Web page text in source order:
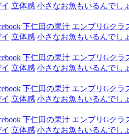
立体感 小さなお魚もいるんでし
下仁田の果汁 エンブリGクラ
立体感 小さなお魚もいるんでし
下仁田の果汁 エンブリGクラ
立体感 小さなお魚もいるんでし
下仁田の果汁 エンブリGクラ
立体感 小さなお魚もいるんでし
下仁田の果汁 エンブリGクラ
立体感 小さなお魚もいるんでし